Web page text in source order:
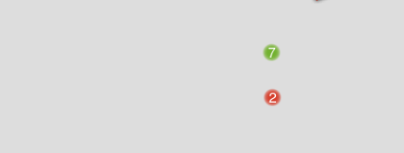
2
7